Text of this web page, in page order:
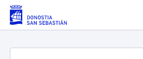
Eduki nagusira joan